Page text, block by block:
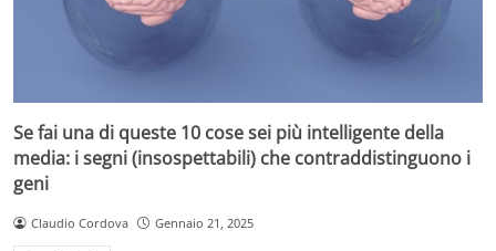
Se fai una di queste 10 cose sei più intelligente della
media: i segni (insospettabili) che contraddistinguono i
geni
Claudio Cordova Gennaio 21, 2025